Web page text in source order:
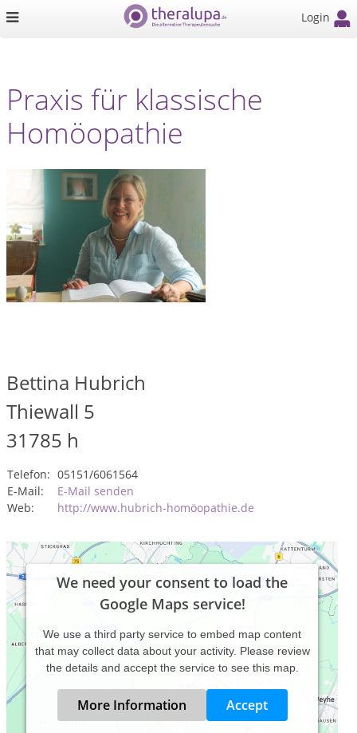
Login
Praxis für klassische
Homöopathie
Bettina Hubrich
Thiewall 5
31785 h
Telefon: 05151/6061564
E-Mail:
E-Mail senden
Web:
http://www.hubrich-homöopathie.de
We need your consent to load the
Google Maps service!
We use a third party service to embed map content
that may collect data about your activity. Please review
the details and accept the service to see this map.
More Information Accept